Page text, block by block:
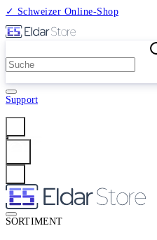
✓ Schweizer Online-Shop
Support
SORTIMENT